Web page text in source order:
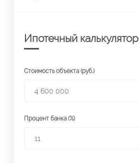
Ипотечный калькулятор
Стоимость объекта (руб.)
Процент банка (%)